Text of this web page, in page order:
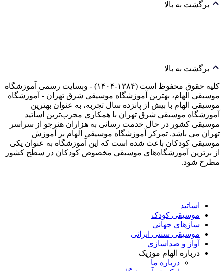
برگشت به بالا
برگشت به بالا
کلیه حقوق محفوظ است (۱۳۸۴-۱۴۰۴) - وبسایت رسمی آموزشگاه
موسیقی الهام، بهترین آموزشگاه موسیقی شرق تهران - آموزشگاه
موسیقی الهام با بیش از پانزده سال تجربه، به عنوان بهترین
آموزشگاه موسیقی شرق تهران با همکاری مجرب‌ترین اساتید
موسیقی کشور در حال خدمت رسانی به هزاران هنرجو از سراسر
تهران می باشد. تمرکز آموزشگاه موسیقی الهام بر آموزش
موسیقی کودکان باعث شده است که این آموزشگاه به عنوان یکی
از برترین آموزشگاه‌های موسیقی مخصوص کودکان در سطح کشور
مطرح شود.
اساتید
موسیقی کودک
سازهای جهانی
موسیقی سنتی ایرانی
آواز و صداسازی
درباره الهام موزیک
درباره ما